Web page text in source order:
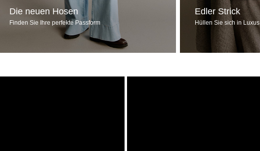
Die neuen Hosen
Finden Sie Ihre perfekte Passform
Edler Strick
Hüllen Sie sich in Luxus